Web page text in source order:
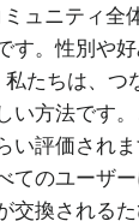
ュニティ全
す。性別や
たちは、つ
い方法です
い評価され
てのユーザ
交換される